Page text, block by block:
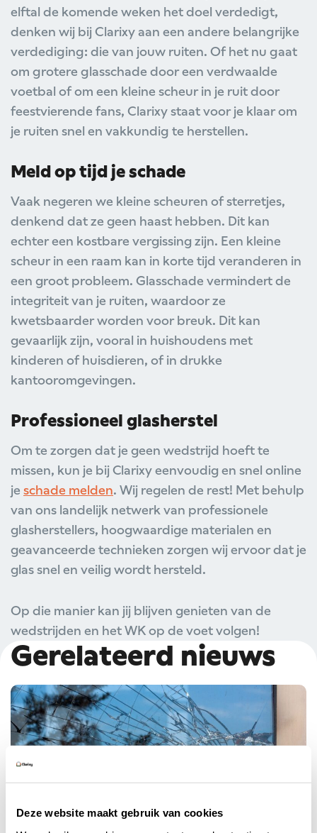
Deze website maakt gebruik van cookies
elftal de komende weken het doel verdedigt,
denken wij bij Clarixy aan een andere belangrijke
verdediging: die van jouw ruiten. Of het nu gaat
om grotere glasschade door een verdwaalde
voetbal of om een kleine scheur in je ruit door
feestvierende fans, Clarixy staat voor je klaar om
je ruiten snel en vakkundig te herstellen.
Meld op tijd je schade
Vaak negeren we kleine scheuren of sterretjes,
denkend dat ze geen haast hebben. Dit kan
echter een kostbare vergissing zijn. Een kleine
scheur in een raam kan in korte tijd veranderen in
een groot probleem. Glasschade vermindert de
integriteit van je ruiten, waardoor ze
kwetsbaarder worden voor breuk. Dit kan
gevaarlijk zijn, vooral in huishoudens met
kinderen of huisdieren, of in drukke
kantooromgevingen.
Professioneel glasherstel
Om te zorgen dat je geen wedstrijd hoeft te
missen, kun je bij Clarixy eenvoudig en snel online
je schade melden. Wij regelen de rest! Met behulp
van ons landelijk netwerk van professionele
glasherstellers, hoogwaardige materialen en
geavanceerde technieken zorgen wij ervoor dat je
glas snel en veilig wordt hersteld.
Op die manier kan jij blijven genieten van de
wedstrijden en het WK op de voet volgen!
Gerelateerd nieuws